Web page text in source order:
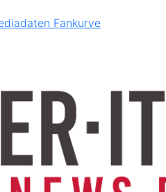
Fankurve